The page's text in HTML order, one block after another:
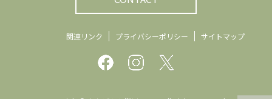
関連リンク プライバシーポリシー サイトマップ